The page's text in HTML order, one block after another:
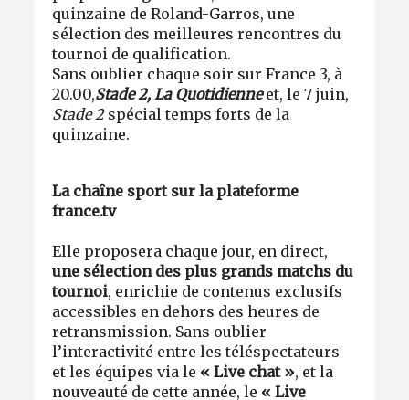
quinzaine de Roland-Garros, une
sélection des meilleures rencontres du
tournoi de qualification.
Sans oublier chaque soir sur France 3, à
20.00,Stade 2, La Quotidienneet, le 7 juin,
Stade 2spécial temps forts de la
quinzaine.
La chaîne sport sur la plateforme
france.tv
Elle proposera chaque jour, en direct,
une sélection des plus grands matchs du
tournoi, enrichie de contenus exclusifs
accessibles en dehors des heures de
retransmission. Sans oublier
l’interactivité entre les téléspectateurs
et les équipes via le « Live chat », et la
nouveauté de cette année, le «Live